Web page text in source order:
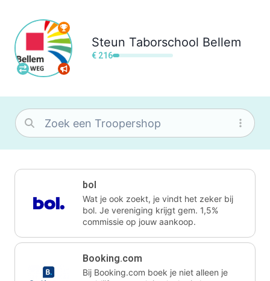
Steun Taborschool Bellem
€ 216
bol
Wat je ook zoekt, je vindt het zeker bij
bol. Je vereniging krijgt gem. 1,5%
commissie op jouw aankoop.
Booking.com
Bij Booking.com boek je niet alleen je